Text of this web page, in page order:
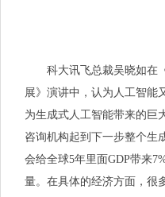
科大讯飞总裁吴晓如在
展》演讲中，认为人工智能
为生成式人工智能带来的巨
咨询机构起到下一步整个生
会给全球5年里面GDP带来
量。在具体的经济方面，很